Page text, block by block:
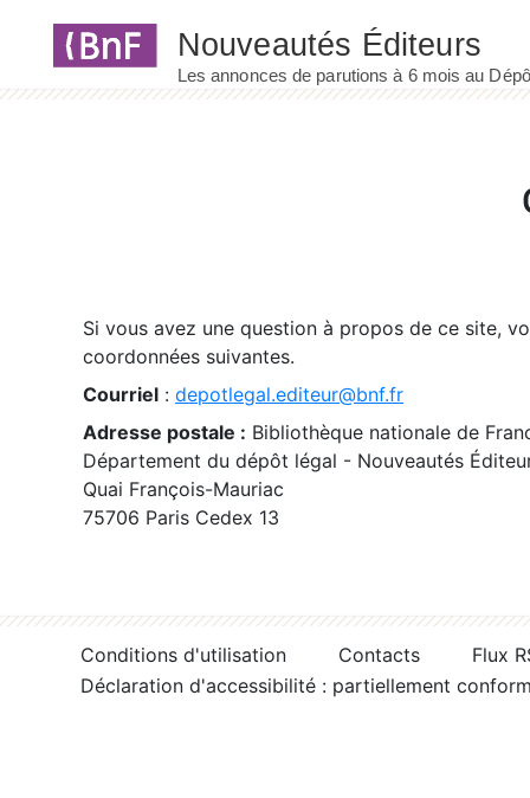
Si vous avez une question à propos de ce site,
coordonnées suivantes.
Courriel : depotlegal.editeur@bnf.fr
Adresse postale : Bibliothèque nationale de
Département du dépôt légal - Nouveautés
Quai François-Mauriac
75706 Paris Cedex 13
Conditions d'utilisation Contacts
Flux
Déclaration d'accessibilité : partiellement